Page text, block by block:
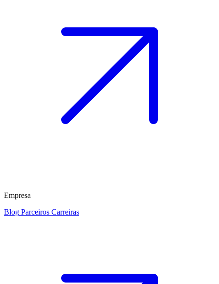
Empresa
Blog Parceiros Carreiras